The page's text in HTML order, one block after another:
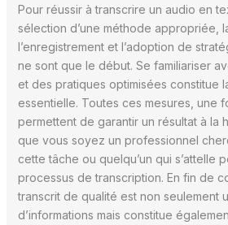
Pour réussir à transcrire un audio en
sélection d’une méthode appropriée,
l’enregistrement et l’adoption de
ne sont que le début. Se familiariser
et des pratiques optimisées constitue
essentielle. Toutes ces mesures, une
permettent de garantir un résultat à la
que vous soyez un professionnel
cette tâche ou quelqu’un qui s’attelle
processus de transcription. En fin de
transcrit de qualité est non seulement
d’informations mais constitue